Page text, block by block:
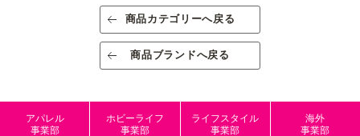
ポリエステル95％、ナイロン5％
出荷単位:1反
パッケージサ
商品カテゴリーへ戻る
商品ブランドへ戻る
アパレル
事業部
ホビーライフ
事業部
ライフスタイル
事業部
海外
事業部